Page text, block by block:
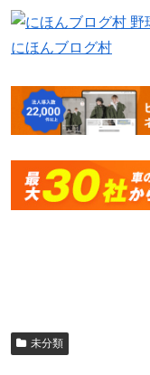
にほんブログ村
未分類